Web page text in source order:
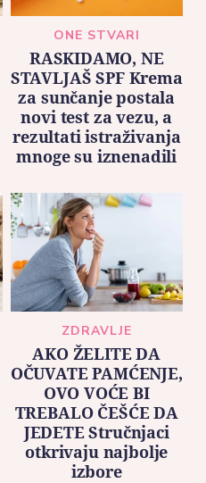
ONE STVARI
RASKIDAMO, NE
STAVLJAŠ SPF Krema
za sunčanje postala
novi test za vezu, a
rezultati istraživanja
mnoge su iznenadili
ZDRAVLJE
AKO ŽELITE DA
OČUVATE PAMĆENJE,
OVO VOĆE BI
TREBALO ČEŠĆE DA
JEDETE Stručnjaci
otkrivaju najbolje
izbore